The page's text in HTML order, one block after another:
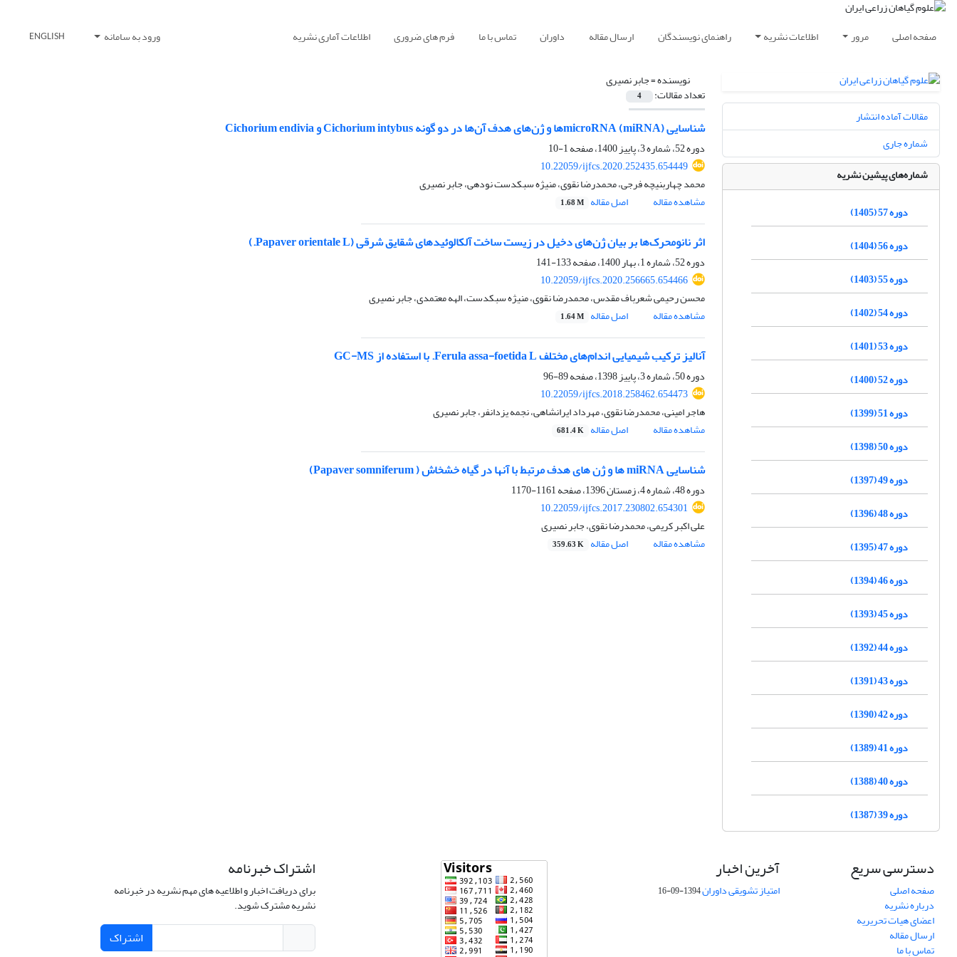
صفحه اصلی مرور اطلاعات نشریه راهنمای نویسندگان ارسال مقاله داوران تماس با ما فرم های ضروری اطلاعات آماری نشریه ورود به سامانه ENGLISH
نویسنده =جابر نصیری
تعداد مقالات: 4
شناسایی microRNA (miRNA)ها و ژن‌های هدف آن‌ها در دو گونه Cichorium intybus و Cichorium endivia
دوره 52، شماره 3، پاییز 1400، صفحه
1-10
10.22059/ijfcs.2020.252435.654449
محمد چهاربنیچه فرجی، محمدرضا نقوی، منیژه سبکدست نودهی، جابر نصیری
مشاهده مقاله
اصل مقاله 1.68 M
اثر نانومحرک‌ها بر بیان ژن‌های دخیل در زیست ساخت آلکالوئیدهای شقایق شرقی (Papaver orientale L.)
دوره 52، شماره 1، بهار 1400، صفحه
133-141
10.22059/ijfcs.2020.256665.654466
محسن رحیمی شعرباف مقدس، محمدرضا نقوی، منیژه سبکدست، الهه معتمدی، جابر نصیری
مشاهده مقاله
اصل مقاله 1.64 M
آنالیز ترکیب شیمیایی اندام‌های مختلف Ferula assa-foetida L. با استفاده از GC-MS
دوره 50، شماره 3، پاییز 1398، صفحه
89-96
10.22059/ijfcs.2018.258462.654473
هاجر امینی، محمدرضا نقوی، مهرداد ایرانشاهی، نجمه یزدانفر، جابر نصیری
مشاهده مقاله
اصل مقاله 681.4 K
شناسایی miRNA ها و ژن های هدف مرتبط با آنها در گیاه خشخاش ( Papaver somniferum)
دوره 48، شماره 4، زمستان 1396، صفحه
1161-1170
10.22059/ijfcs.2017.230802.654301
علی اکبر کریمی، محمدرضا نقوی، جابر نصیری
مشاهده مقاله
اصل مقاله 359.63 K
مقالات آماده انتشار
شماره جاری
شماره‌های پیشین نشریه
دوره 57 (1405)
دوره 56 (1404)
دوره 55 (1403)
دوره 54 (1402)
دوره 53 (1401)
دوره 52 (1400)
دوره 51 (1399)
دوره 50 (1398)
دوره 49 (1397)
دوره 48 (1396)
دوره 47 (1395)
دوره 46 (1394)
دوره 45 (1393)
دوره 44 (1392)
دوره 43 (1391)
دوره 42 (1390)
دوره 41 (1389)
دوره 40 (1388)
دوره 39 (1387)
دسترسی سریع
صفحه اصلی
درباره نشریه
اعضای هیات تحریریه
ارسال مقاله
تماس با ما
آخرین اخبار
امتیاز تشویقی داوران1394-09-16
اشتراک خبرنامه
برای دریافت اخبار و اطلاعیه های مهم نشریه در خبرنامه
نشریه مشترک شوید.
اشتراک